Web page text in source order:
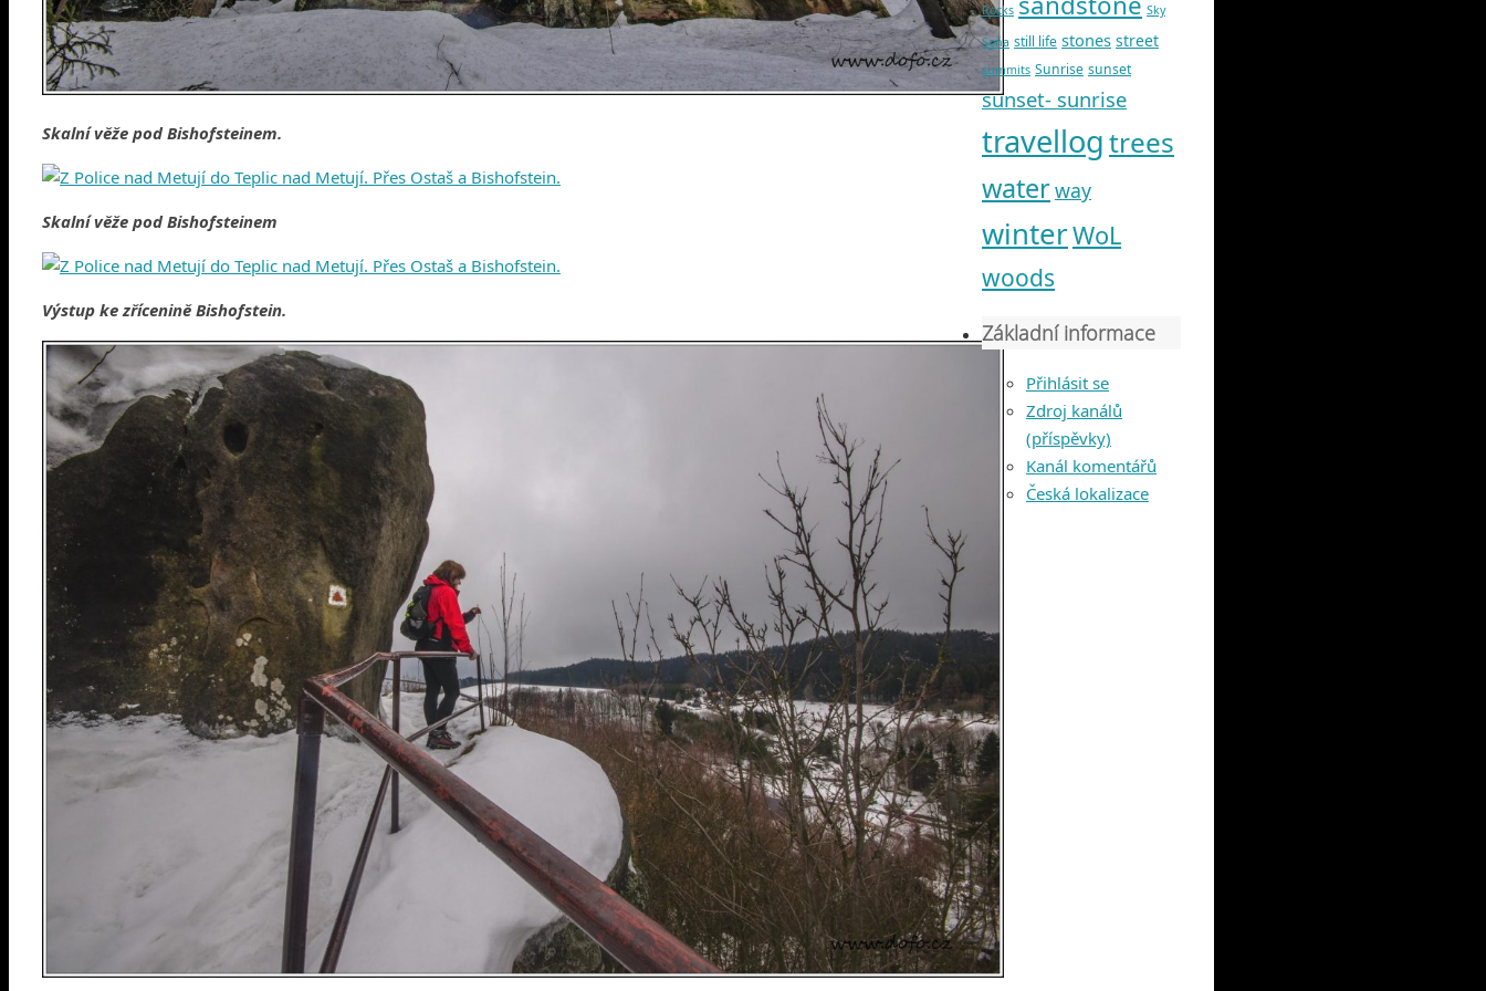
Skalní věže pod Bishofsteinem.
Skalní věže pod Bishofsteinem
Výstup ke zřícenině Bishofstein.
Rocks Sky
Soňa still life stones street
summits Sunrise sunset
sunset- sunrise
travellogtrees
waterway
winterWoL
woods
Základní informace
Přihlásit se
Zdroj kanálů
(příspěvky)
Kanál komentářů
Česká lokalizace